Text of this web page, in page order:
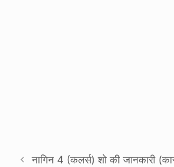
नागिन 4 (कलर्स) शो की जानकारी